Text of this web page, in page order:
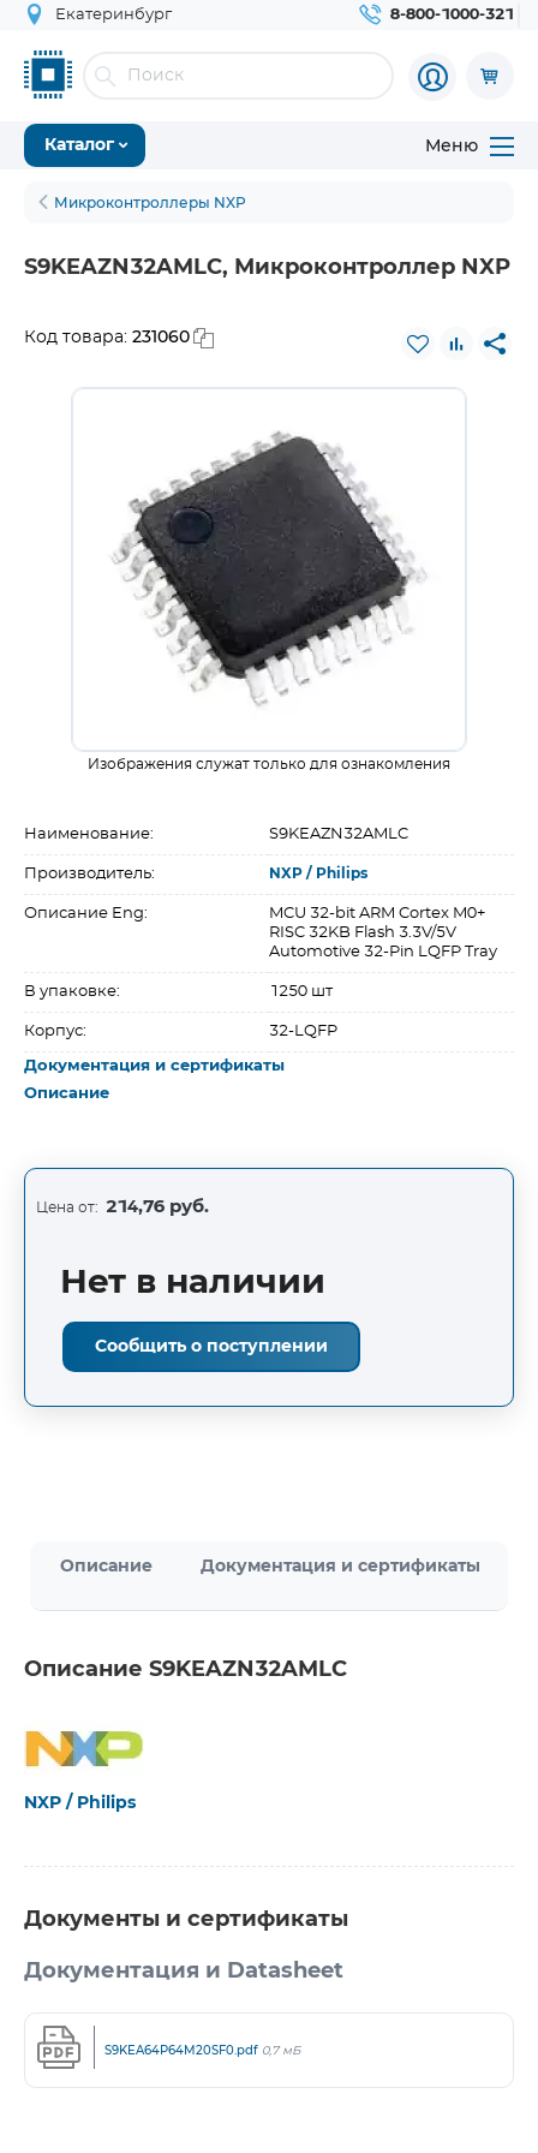
Екатеринбург 8-800-1000-321
Каталог Меню
Микроконтроллеры NXP
S9KEAZN32AMLC, Микроконтроллер NXP
Код товара: 231060
Изображения служат только для ознакомления
Наименование: S9KEAZN32AMLC
Производитель: NXP / Philips
Описание Eng:
MCU 32-bit ARM Cortex M0+
RISC 32KB Flash 3.3V/5V
Automotive 32-Pin LQFP Tray
В упаковке: 1250 шт
Корпус: 32-LQFP
Документация и сертификаты
Описание
Цена от: 214,76 руб.
Нет в наличии
Сообщить о поступлении
Описание Документация и сертификаты
Описание S9KEAZN32AMLC
NXP / Philips
Документы и сертификаты
Документация и Datasheet
S9KEA64P64M20SF0.pdf 0,7 мБ